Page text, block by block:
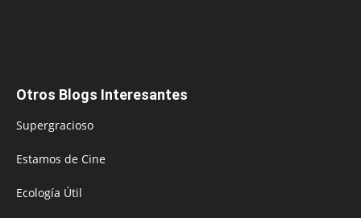
Otros Blogs Interesantes
Supergracioso
Estamos de Cine
Ecología Útil